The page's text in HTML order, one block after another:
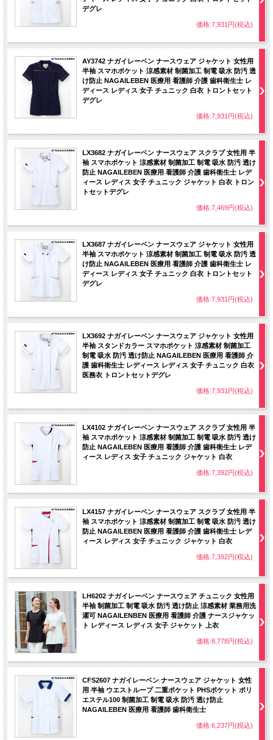
デグレ
価格:7,931円(税込)
AY3742 ナガイレーベン ナースウェア ジャケット 女性用
半袖 スマホポケット 涼感素材 制菌加工 制電 吸水 防汚 透
け防止 NAGAILEBEN 医療用 看護師 介護 歯科衛生士 レ
ディース レディス 女子 チュニック 白衣 トロントセット
デグレ
価格:7,931円(税込)
LX3682 ナガイレーベン ナースウェア スクラブ 女性用 半
袖 スマホポケット 涼感素材 制菌加工 制電 吸水 防汚 透け
防止 NAGAILEBEN 医療用 看護師 介護 歯科衛生士 レデ
ィース レディス 女子 チュニック ジャケット 白衣 トロン
トセットデグレ
価格:7,469円(税込)
LX3687 ナガイレーベン ナースウェア ジャケット 女性用
半袖 スマホポケット 涼感素材 制菌加工 制電 吸水 防汚 透
け防止 NAGAILEBEN 医療用 看護師 介護 歯科衛生士 レ
ディース レディス 女子 チュニック 白衣 トロントセット
デグレ
価格:7,931円(税込)
LX3692 ナガイレーベン ナースウェア ジャケット 女性用
半袖 スタンドカラー スマホポケット 涼感素材 制菌加工
制電 吸水 防汚 透け防止 NAGAILEBEN 医療用 看護師 介
護 歯科衛生士 レディース レディス 女子 チュニック 白衣
医務衣 トロントセットデグレ
価格:7,931円(税込)
LX4102 ナガイレーベン ナースウェア スクラブ 女性用 半
袖 スマホポケット 涼感素材 制菌加工 制電 吸水 防汚 透け
防止 NAGAILEBEN 医療用 看護師 介護 歯科衛生士 レデ
ィース レディス 女子 チュニック ジャケット 白衣
価格:7,392円(税込)
LX4157 ナガイレーベン ナースウェア スクラブ 女性用 半
袖 スマホポケット 涼感素材 制菌加工 制電 吸水 防汚 透け
防止 NAGAILEBEN 医療用 看護師 介護 歯科衛生士 レデ
ィース レディス 女子 チュニック ジャケット 白衣
価格:7,392円(税込)
LH6202 ナガイレーベン ナースウェア チュニック 女性用
半袖 制菌加工 制電 吸水 防汚 透け防止 涼感素材 業務用洗
濯可 NAGAILENBEN 医療用 看護師 介護 ナースジャケッ
ト レディース レディス 女子 ジャケット 上衣
価格:8,778円(税込)
CFS2607 ナガイレーベン ナースウェア ジャケット 女性
用 半袖 ウエストループ 二重ポケット PHSポケット ポリ
エステル100 制菌加工 制電 吸水 防汚 透け防止
NAGAILEBEN 医療用 看護師 歯科衛生士
価格:6,237円(税込)